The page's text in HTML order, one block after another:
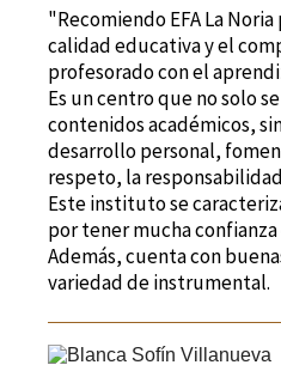
"Recomiendo EFA La
calidad educativa y el
profesorado con el
Es un centro que no solo
contenidos académicos,
desarrollo personal,
respeto, la
Este instituto se
por tener mucha
Además, cuenta con
variedad de instrumental.